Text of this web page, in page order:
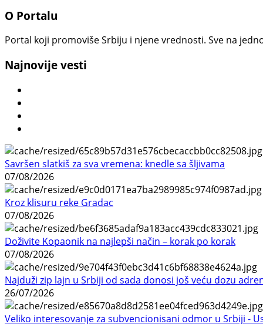
O Portalu
Portal koji promoviše Srbiju i njene vrednosti. Sve na
Najnovije vesti
Savršen slatkiš za sva vremena: knedle sa šljivama
07/08/2026
Kroz klisuru reke Gradac
07/08/2026
Doživite Kopaonik na najlepši način – korak po korak
07/08/2026
Najduži zip lajn u Srbiji od sada donosi još veću dozu
26/07/2026
Veliko interesovanje za subvencionisani odmor u Srbiji -